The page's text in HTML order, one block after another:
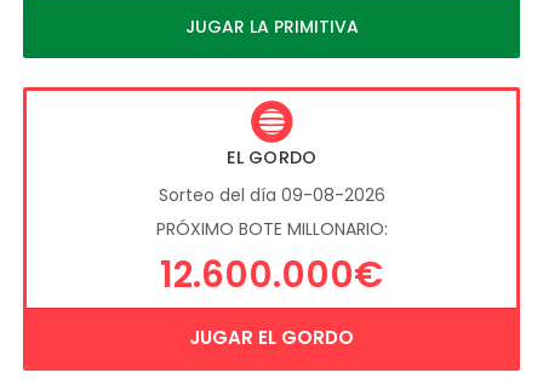
JUGAR LA PRIMITIVA
EL GORDO
Sorteo del día 09-08-2026
PRÓXIMO BOTE MILLONARIO:
12.600.000€
JUGAR EL GORDO